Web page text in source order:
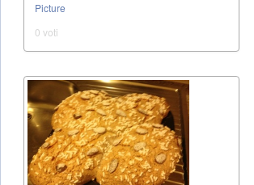
0 voti